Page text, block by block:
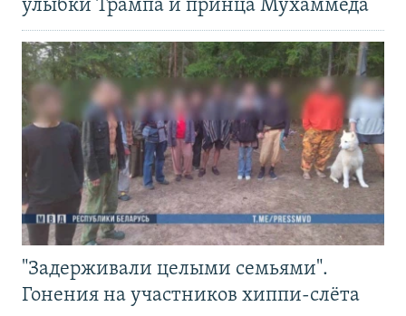
улыбки Трампа и принца Мухаммеда
"Задерживали целыми семьями".
Гонения на участников хиппи-слёта